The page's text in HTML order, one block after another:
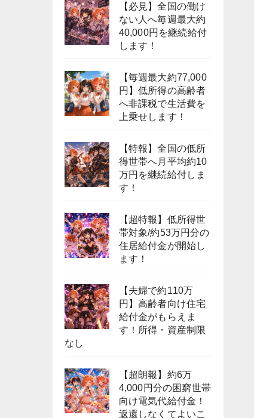
【必見】全国の働け
ない人へ毎週最大約
40,000円を継続給付
します！
【毎週最大約77,000
円】低所得の高齢者
へ非課税で生活費を
上乗せします！
【特報】全国の低所
得世帯へ月平均約10
万円を継続給付しま
す！
【超特報】低所得世
帯対象/約53万円分の
住居給付金が開始し
ます！
【夫婦で約110万
円】高齢者向け住宅
給付金がもらえま
す！所得・資産制限
なし
【超朗報】約6万
4,000円分の困窮世帯
向け電気代給付金！
返還しなくてよいこ